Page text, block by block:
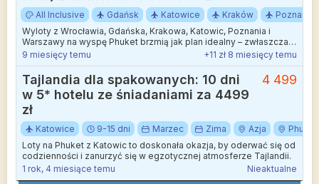
All Inclusive Gdańsk Katowice Kraków
Poznań
Wyloty z Wrocławia, Gdańska, Krakowa, Katowic, Poznania i
Warszawy na wyspę Phuket brzmią jak plan idealny – zwłaszcza
kiedy w perspektywie mamy wypoczynek w nowym,
pięciogwiazdkowym hotelu RIU Palace Phuket.
9 miesięcy temu +11 zł 8 miesięcy temu
Tajlandia dla spakowanych: 10 dni
w 5* hotelu ze śniadaniami za 4499
zł
4 499
Katowice 9-15 dni Marzec Zima Azja
Phuket
Loty na Phuket z Katowic to doskonała okazja, by oderwać się od
codzienności i zanurzyć się w egzotycznej atmosferze Tajlandii.
1 rok, 4 miesiące temu
Nieaktualne